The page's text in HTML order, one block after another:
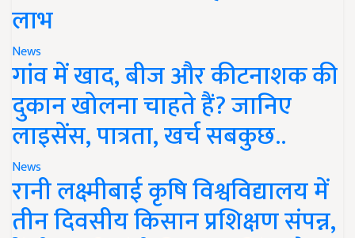
लाभ
News
गांव में खाद, बीज और कीटनाशक की
दुकान खोलना चाहते हैं? जानिए
लाइसेंस, पात्रता, खर्च सबकुछ..
News
रानी लक्ष्मीबाई कृषि विश्वविद्यालय में
तीन दिवसीय किसान प्रशिक्षण संपन्न,